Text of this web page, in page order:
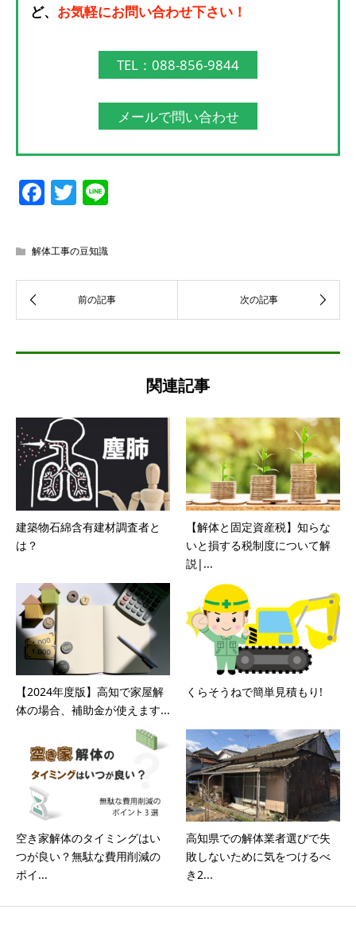
ど、 お気軽にお問い合わせ下さい！
TEL：088-856-9844
メールで問い合わせ
Facebook
Twitter
解体工事の豆知識
関連記事
建築物石綿含有建材調査者と
は？
【解体と固定資産税】知らな
いと損する税制度について解
説|...
【2024年度版】高知で家屋解
体の場合、補助金が使えます...
くらそうねで簡単見積もり!
空き家解体のタイミングはい
つが良い？無駄な費用削減の
ポイ...
高知県での解体業者選びで失
敗しないために気をつけるべ
き2...